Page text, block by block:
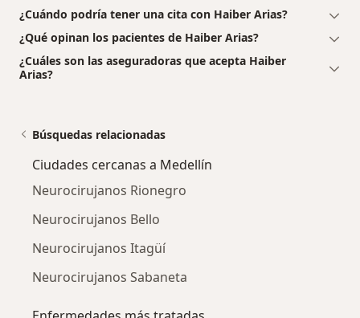
¿Cuándo podría tener una cita con Haiber Arias?
¿Qué opinan los pacientes de Haiber Arias?
¿Cuáles son las aseguradoras que acepta Haiber
Arias?
Búsquedas relacionadas
Ciudades cercanas a Medellín
Neurocirujanos Rionegro
Neurocirujanos Bello
Neurocirujanos Itagüí
Neurocirujanos Sabaneta